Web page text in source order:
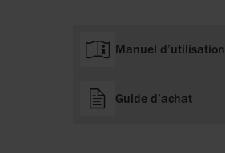
Manuel d’utilisation
Guide d’achat